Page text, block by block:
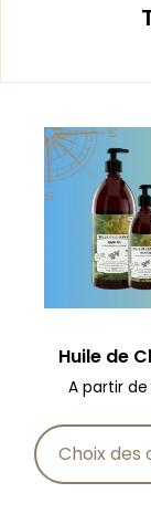
Huile de
A partir de
Choix des